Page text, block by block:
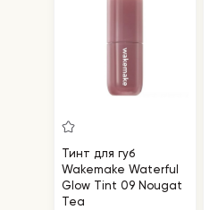
Тинт для губ
Wakemake Waterful
Glow Tint 09 Nougat
Tea